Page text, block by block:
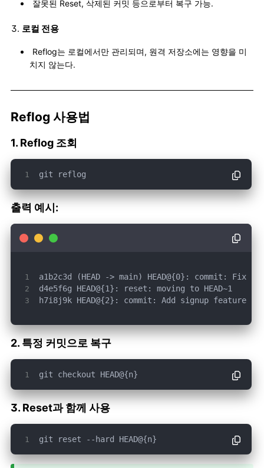
잘못된 Reset, 삭제된 커밋 등으로부터 복구 가능.
로컬 전용
Reflog는 로컬에서만 관리되며, 원격 저장소에는 영향을 미
치지 않는다.
Reflog 사용법
1. Reflog 조회
git reflog
출력 예시:
h7i8j9k HEAD@{2}: commit: Add signup feature
2. 특정 커밋으로 복구
git checkout HEAD@{n}
3. Reset과 함께 사용
git reset --hard HEAD@{n}